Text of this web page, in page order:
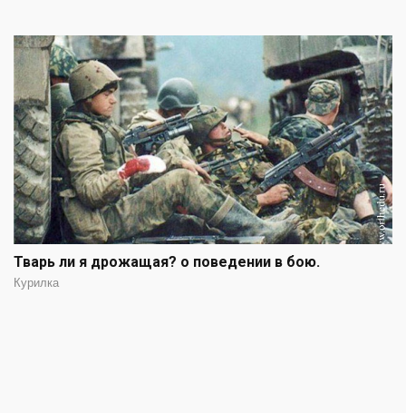
Тварь ли я дрожащая? о поведении в бою.
Курилка